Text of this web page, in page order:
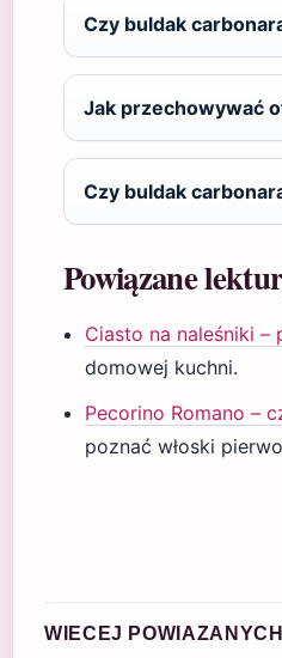
Czy buldak
Jak przechowywać
Czy buldak
Powiązane
Ciasto na naleśniki
domowej kuchni.
Pecorino Romano –
poznać włoski
WIECEJ